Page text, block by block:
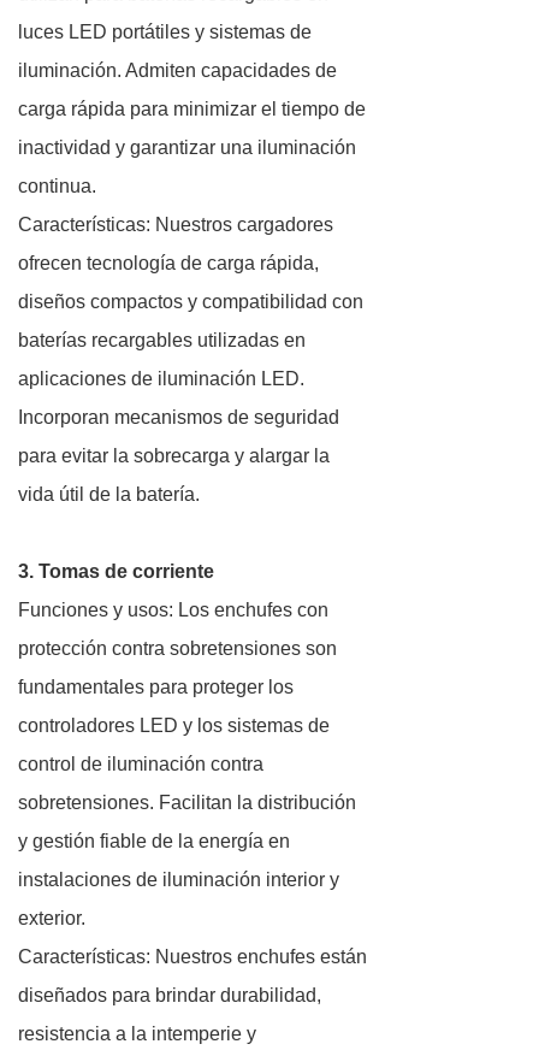
luces LED portátiles y sistemas de
iluminación. Admiten capacidades de
carga rápida para minimizar el tiempo de
inactividad y garantizar una iluminación
continua.
Características: Nuestros cargadores
ofrecen tecnología de carga rápida,
diseños compactos y compatibilidad con
baterías recargables utilizadas en
aplicaciones de iluminación LED.
Incorporan mecanismos de seguridad
para evitar la sobrecarga y alargar la
vida útil de la batería.
3. Tomas de corriente
Funciones y usos: Los enchufes con
protección contra sobretensiones son
fundamentales para proteger los
controladores LED y los sistemas de
control de iluminación contra
sobretensiones. Facilitan la distribución
y gestión fiable de la energía en
instalaciones de iluminación interior y
exterior.
Características: Nuestros enchufes están
diseñados para brindar durabilidad,
resistencia a la intemperie y